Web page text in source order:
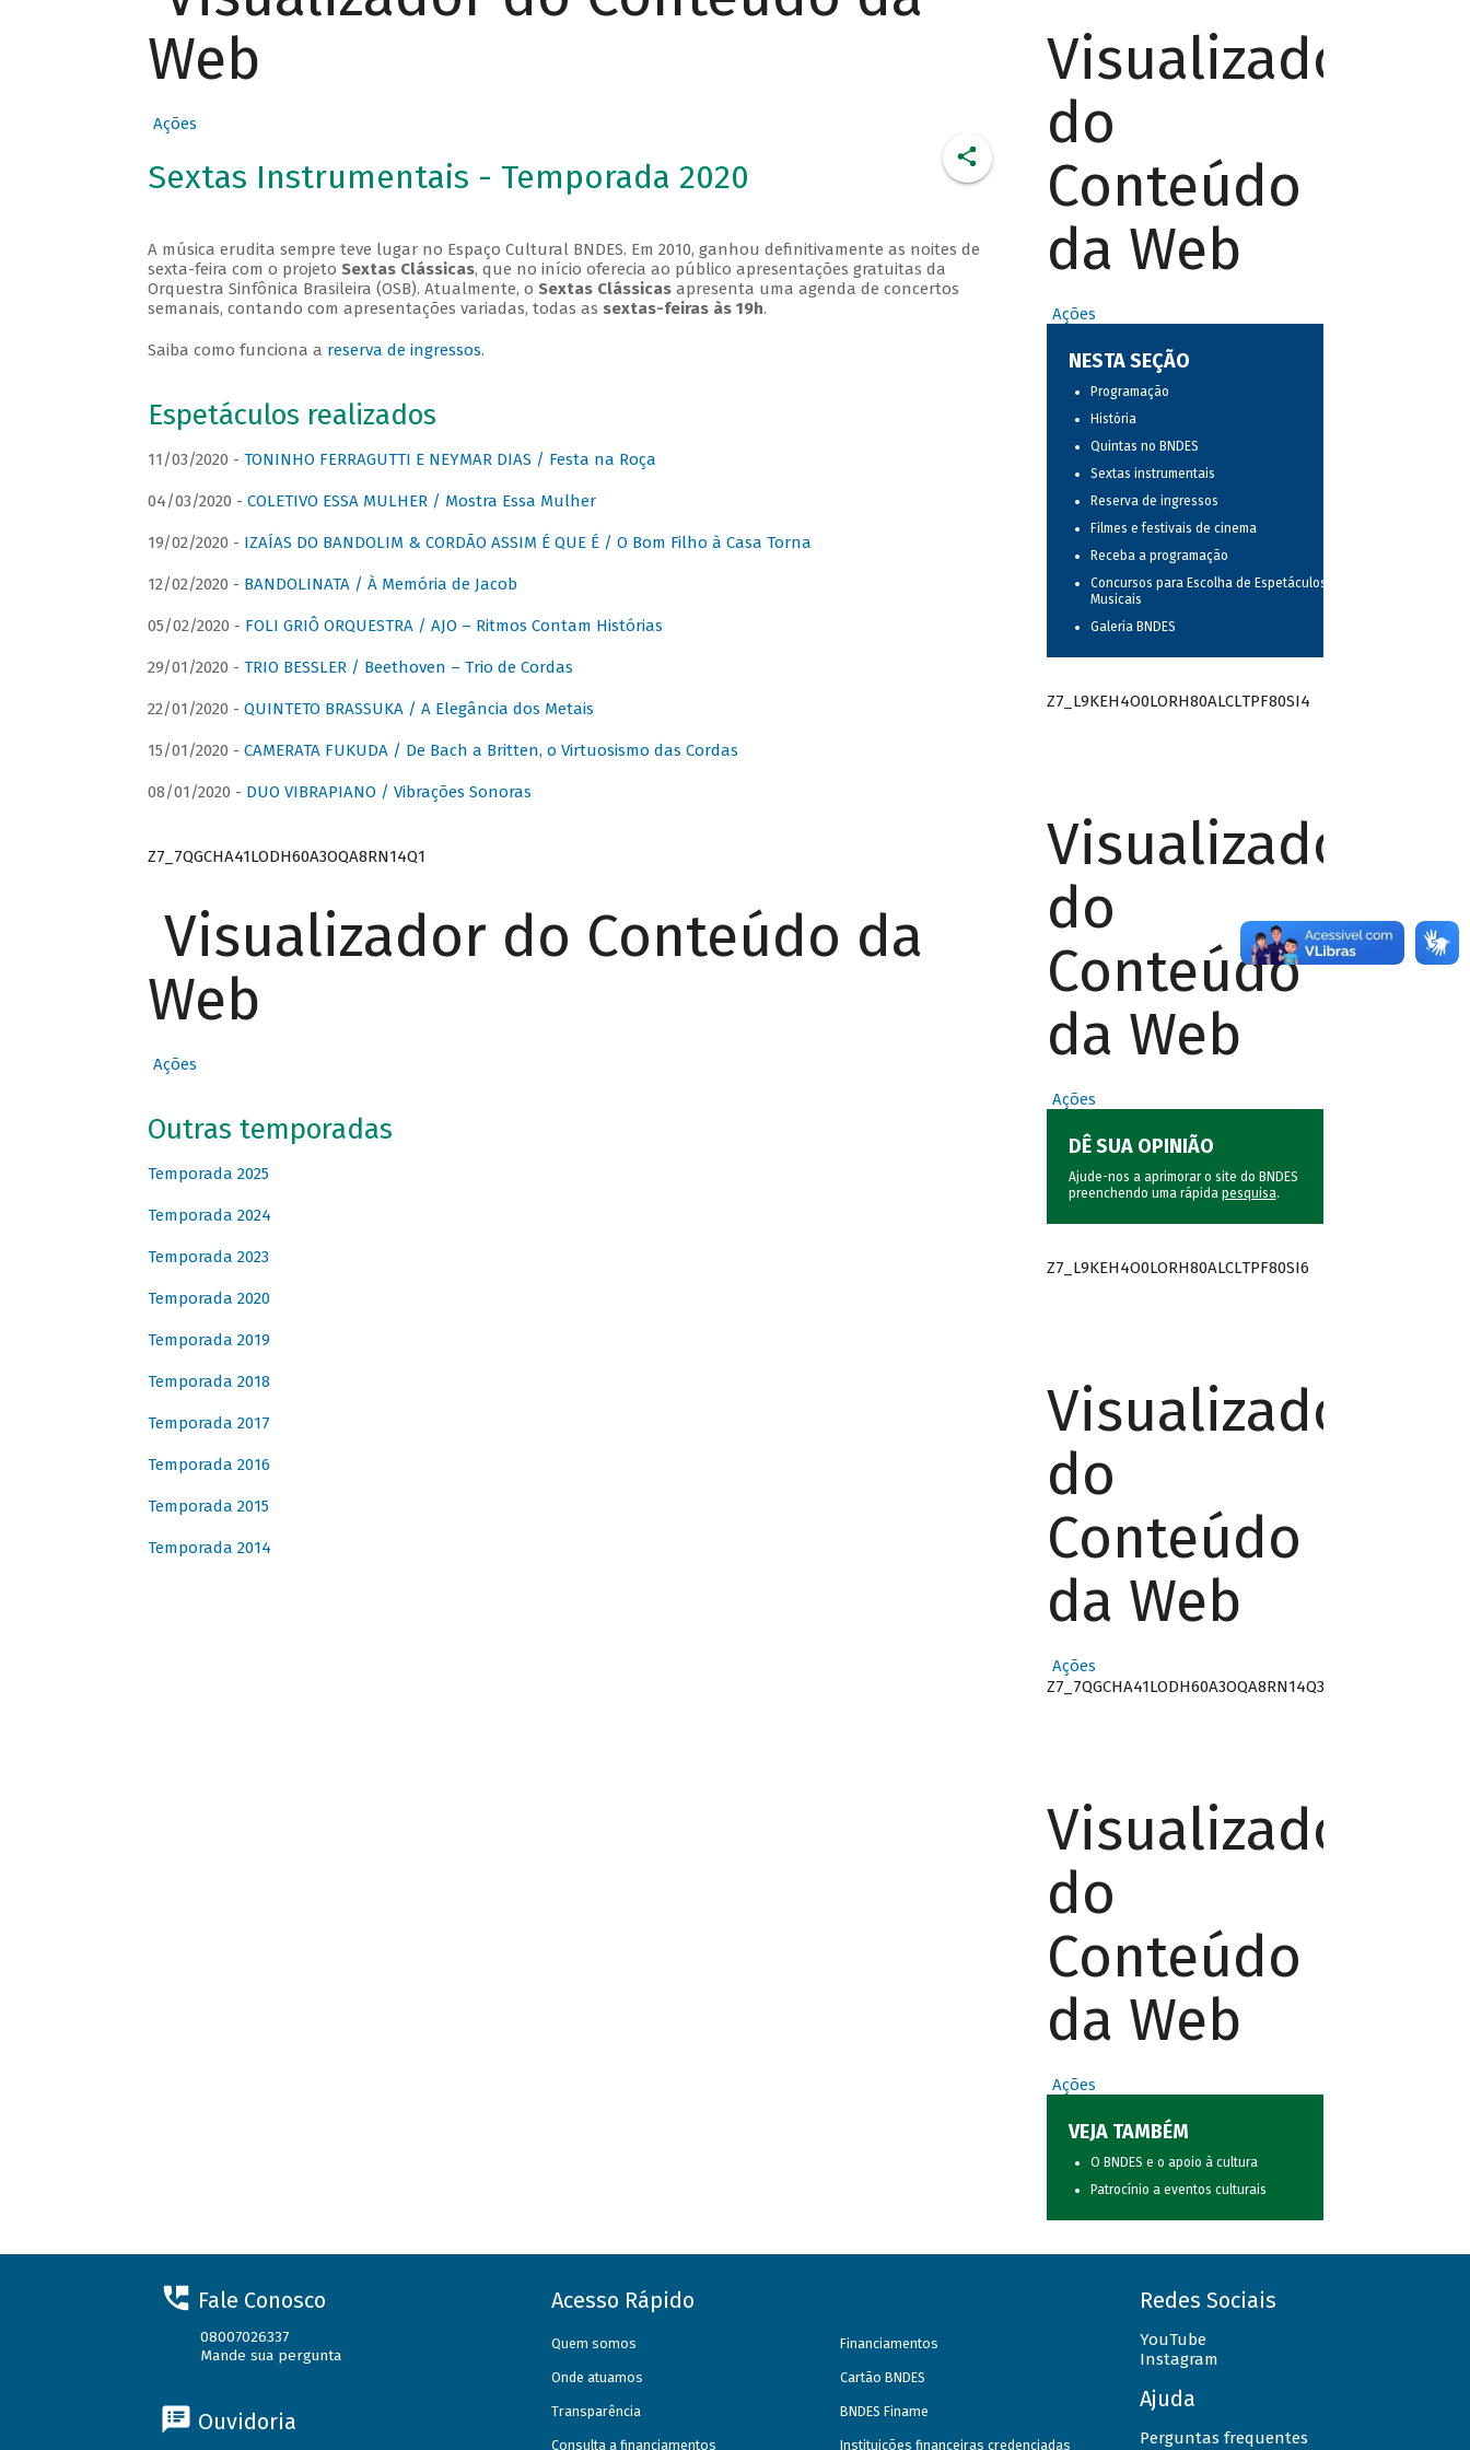
Web
Ações
Sextas Instrumentais - Temporada 2020
A música erudita sempre teve lugar no Espaço Cultural BNDES. Em 2010, ganhou definitivamente as noites de
sexta-feira com o projeto Sextas Clássicas, que no início oferecia ao público apresentações gratuitas da
Orquestra Sinfônica Brasileira (OSB). Atualmente, o Sextas Clássicasapresenta uma agenda de concertos
semanais, contando com apresentações variadas, todas as sextas-feiras às 19h.
Saiba como funciona a reserva de ingressos.
Espetáculos realizados
11/03/2020 - TONINHO FERRAGUTTI E NEYMAR DIAS / Festa na Roça
04/03/2020 - COLETIVO ESSA MULHER / Mostra Essa Mulher
19/02/2020 - IZAÍAS DO BANDOLIM & CORDÃO ASSIM É QUE É / O Bom Filho à Casa Torna
12/02/2020 - BANDOLINATA / À Memória de Jacob
05/02/2020 - FOLI GRIÔ ORQUESTRA / AJO – Ritmos Contam Histórias
29/01/2020 - TRIO BESSLER / Beethoven – Trio de Cordas
22/01/2020 - QUINTETO BRASSUKA / A Elegância dos Metais
15/01/2020 - CAMERATA FUKUDA / De Bach a Britten, o Virtuosismo das Cordas
08/01/2020 - DUO VIBRAPIANO / Vibrações Sonoras
Z7_7QGCHA41LODH60A3OQA8RN14Q1
Visualizador do Conteúdo da
Web
Ações
Outras temporadas
Temporada 2025
Temporada 2024
Temporada 2023
Temporada 2020
Temporada 2019
Temporada 2018
Temporada 2017
Temporada 2016
Temporada 2015
Temporada 2014
Visualizador
do
Conteúdo
da Web
Ações
NESTA SEÇÃO
Programação
História
Quintas no BNDES
Sextas instrumentais
Reserva de ingressos
Filmes e festivais de cinema
Receba a programação
Concursos para Escolha de Espetáculos
Musicais
Galeria BNDES
Z7_L9KEH4O0LORH80ALCLTPF80SI4
Visualizador
do
Conteúdo
da Web
Ações
DÊ SUA OPINIÃO
Ajude-nos a aprimorar o site do BNDES
preenchendo uma rápida pesquisa.
Z7_L9KEH4O0LORH80ALCLTPF80SI6
Visualizador
do
Conteúdo
da Web
Ações
Z7_7QGCHA41LODH60A3OQA8RN14Q3
Visualizador
do
Conteúdo
da Web
Ações
VEJA TAMBÉM
O BNDES e o apoio à cultura
Patrocínio a eventos culturais
Fale Conosco
08007026337
Mande sua pergunta
Ouvidoria
Acesso Rápido
Quem somos
Onde atuamos
Transparência
Consulta a financiamentos
Financiamentos
Cartão BNDES
BNDES Finame
Instituições financeiras credenciadas
Redes Sociais
YouTube
Instagram
Ajuda
Perguntas frequentes